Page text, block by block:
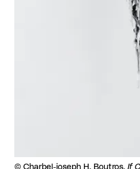
Droits réservés :
© Charbel-joseph H. Boutros, If